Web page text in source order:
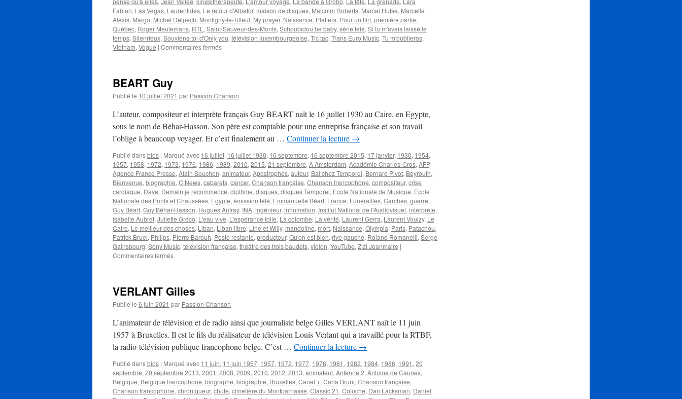
Fabian, Las Vegas, Laurentides, Le retour d'Albator, maison de disques, Malcolm Roberts, Marcel Hutse, Marcelle
Alexis, Margo, Michel Delpech, Montigny-le-Tilleul, My prayer, Naissance, Platters, Pour un flirt, première partie,
Québec, Roger Meulemans, RTL , Saint-Sauveur-des-Monts, Schoubidou be baby, série télé, Si tu m'avais laissé le
temps, Silenrieux, Souviens-toi d'Only you, télévision luxembourgeoise, Tic tac, Trans Euro Music, Tu m'oublieras,
Vietnam, Vogue | Commentaires ferméssur
BEART Guy
Publié le 10 juillet 2021 par Passion Chanson
L’auteur, compositeur et interprète français Guy BEART naît le 16 juillet 1930 au Caire, en Egypte,
sous le nom de Béhar-Hasson. Son père est comptable pour une entreprise française et son travail
l’oblige à beaucoup voyager. Et c’est finalement au … Continuer la lecture →
Publié dansbios | Marqué avec 16 juillet, 16 juillet 1930, 16 septembre, 16 septembre 2015, 17 janvier, 1930, 1954,
1957, 1958, 1972, 1973, 1976, 1986, 1989, 2010, 2015, 21 septembre, A Amsterdam, Académie Charles-Cros, AFP,
Agence France Presse, Alain Souchon, animateur, Apostrophes, auteur, Bal chez Temporel, Bernard Pivot, Beyrouth,
Bienvenue, biographie, C News, cabarets, cancer, Chanson française, Chanson francophone, compositeur, crise
cardiaque, Dave, Demain je recommence, diplôme, disques, disques Temporel, Ecole Nationale de Musique, Ecole
Nationale des Ponts et Chaussées, Egypte, émission télé, Emmanuelle Béart, France, Funérailles, Garches, guerre,
Guy Béart, Guy Béhar-Hasson, Hugues Aufray, INA, ingénieur, inhumation, Institut National de l'Audiovisuel, interprète,
Isabelle Aubret, Juliette Gréco, L'eau vive, L'espérance folle, La colombe, La vérité, Laurent Gerra, Laurent Voulzy, Le
Caire, Le meilleur des choses, Liban, Liban libre, Line et Willy, mandoline, mort, Naissance, Olympia, Paris, Patachou,
Patrick Bruel, Philips, Pierre Barouh, Poste restante, producteur, Qu'on est bien, rive gauche, Roland Romanelli, Serge
Gainsbourg, Sony Music, télévision française, théâtre des trois baudets, violon, YouTube, Zizi Jeanmaire |
Commentaires ferméssur
VERLANT Gilles
Publié le 6 juin 2021 par Passion Chanson
L’animateur de télévision et de radio ainsi que journaliste belge Gilles VERLANT naît le 11 juin
1957 à Bruxelles. Il est le fils du réalisateur de télévision Louis Verlant qui a travaillé pour la RTBF,
la radio-télévision publique francophone belge. C’est … Continuer la lecture →
Publié dansbios | Marqué avec 11 juin, 11 juin 1957, 1957, 1972, 1977, 1978, 1981 , 1982, 1984, 1986, 1991 , 20
septembre, 20 septembre 2013, 2001 , 2008, 2009, 2010, 2012, 2013, animateur, Antenne 2, Antoine de Caunes,
Belgique, Belgique francophone, biographe, biographie, Bruxelles, Canal +, Carla Bruni, Chanson française,
Chanson francophone, chroniqueur, chute, cimetière du Montparnasse, Classic 21 , Coluche, Dan Lacksman, Daniel